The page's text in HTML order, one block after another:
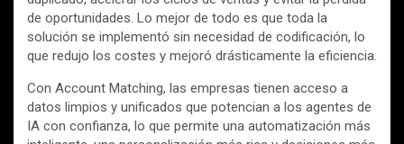
de oportunidades. Lo mejor de todo es que toda la
solución se implementó sin necesidad de codificación, lo
que redujo los costes y mejoró drásticamente la eficiencia.
Con Account Matching, las empresas tienen acceso a
datos limpios y unificados que potencian a los agentes de
IA con confianza, lo que permite una automatización más